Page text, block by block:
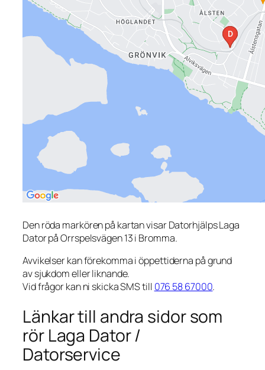
Den röda markören på kartan visar Datorhjälps Laga
Dator på Orrspelsvägen 13 i Bromma.
Avvikelser kan förekomma i öppettiderna på grund
av sjukdom eller liknande.
Vid frågor kan ni skicka SMS till 076 58 67000.
Länkar till andra sidor som
rör Laga Dator /
Datorservice